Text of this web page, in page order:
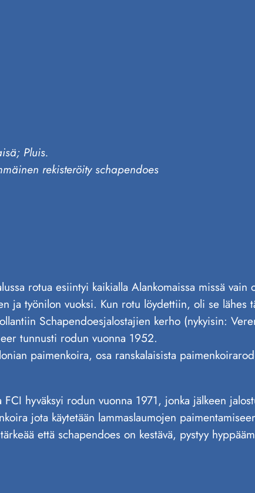
Pluis.
rekisteröity schapendoes
rotua esiintyi kaikialla Alankomaissa missä
ja työnilon vuoksi. Kun rotu löydettiin, oli se lähes
Schapendoesjalostajien kerho (nykyisin:
tunnusti rodun vuonna 1952.
paimenkoira, osa ranskalaisista
hyväksyi rodun vuonna 1971, jonka jälkeen
jota käytetään lammaslaumojen
että schapendoes on kestävä, pystyy